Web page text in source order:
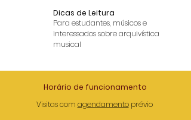
Dicas de Leitura
Para estudantes, músicos e
interessados sobre arquivística
musical
Horário de funcionamento
Visitas com agendamentoprévio